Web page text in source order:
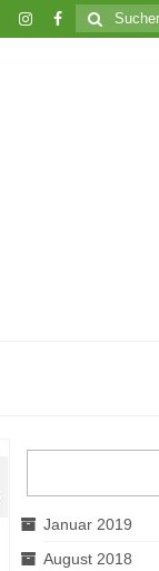
Suche
nach:
Januar 2019
August 2018